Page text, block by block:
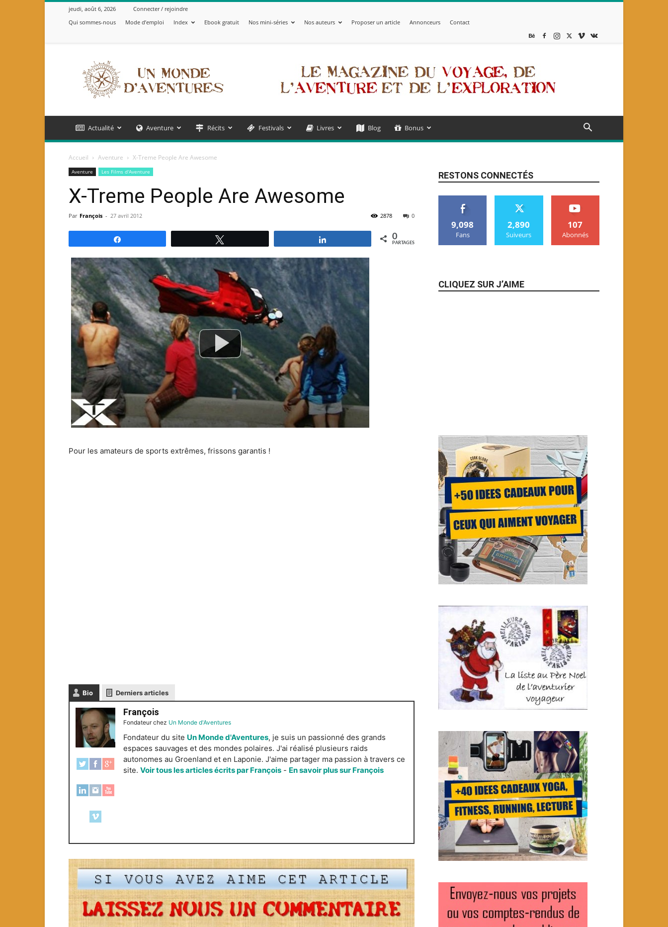
jeudi, août 6, 2026
Connecter / rejoindre
Qui sommes-nous
Mode d’emploi Index Ebook gratuit Nos mini-séries Nos auteurs Proposer un article Annonceurs Contact
Monde
d'Aventures
Actualité Aventure Récits Festivals Livres Blog Bonus
Accueil Aventure X-Treme People Are Awesome
Aventure Les Films d'Aventure
X-Treme People Are Awesome
Par François - 27 avril 2012 0
2878
0
PARTAGES
Pour les amateurs de sports extrêmes, frissons garantis !
Bio Derniers articles
François
Fondateurchez Un Monde d'Aventures
Fondateur du site Un Monde d'Aventures, je suis un passionné des grands
espaces sauvages et des mondes polaires. J'ai réalisé plusieurs raids
autonomes au Groenland et en Laponie. J'aime partager ma passion à travers ce
site. Voir tous les articles écrits par François - En savoir plus sur François
RESTONS CONNECTÉS
9,098
Fans
2,890
Suiveurs
107
Abonnés
CLIQUEZ SUR J’AIME